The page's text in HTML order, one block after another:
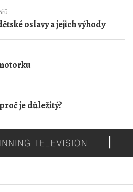
oslavy a jejich výhody
je důležitý?